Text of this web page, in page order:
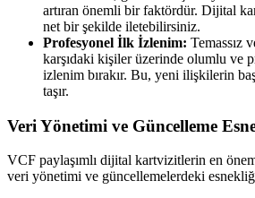
artıran önemli bir faktördür. Dijital
net bir şekilde iletebilirsiniz.
Profesyonel İlk İzlenim: Temassız
karşıdaki kişiler üzerinde olumlu ve
izlenim bırakır. Bu, yeni ilişkilerin
taşır.
Veri Yönetimi ve Güncelleme
VCF paylaşımlı dijital kartvizitlerin en
veri yönetimi ve güncellemelerdeki